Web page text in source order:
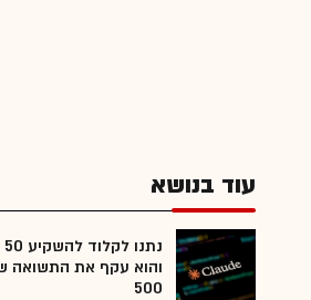
עוד בנושא
500